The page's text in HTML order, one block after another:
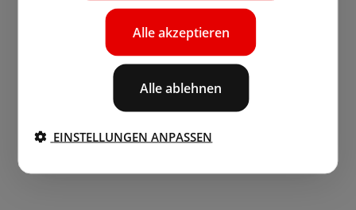
Alle akzeptieren
Alle ablehnen
EINSTELLUNGEN ANPASSEN